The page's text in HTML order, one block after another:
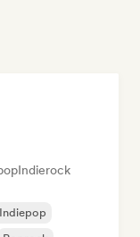
Indierock
Indiepop